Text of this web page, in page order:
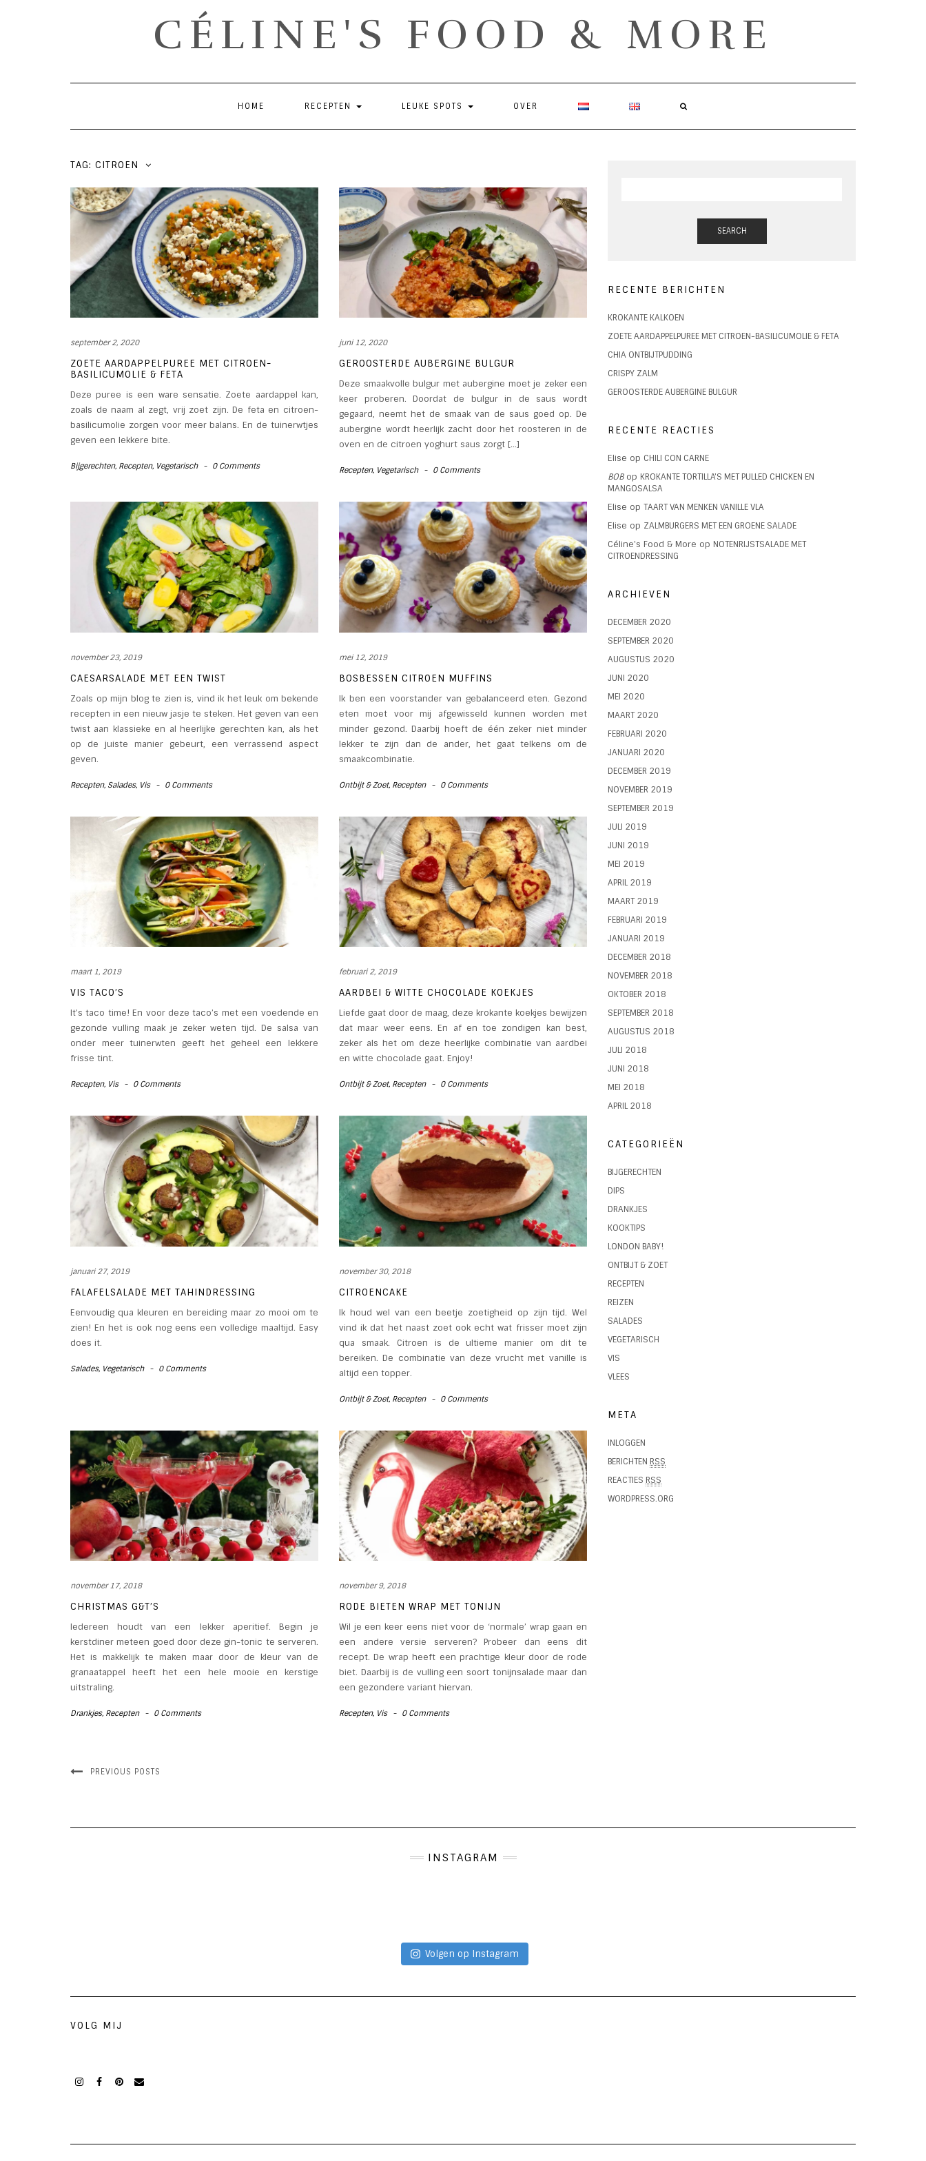
CÉLINE'S FOOD & MORE
HOME RECEPTEN LEUKE SPOTS OVER
TAG: CITROEN
september 2, 2020
ZOETE AARDAPPELPUREE MET CITROEN-
BASILICUMOLIE & FETA
Deze puree is een ware sensatie. Zoete aardappel kan,
zoals de naam al zegt, vrij zoet zijn. De feta en citroen-
basilicumolie zorgen voor meer balans. En de tuinerwtjes
geven een lekkere bite.
Bijgerechten, Recepten, Vegetarisch - 0 Comments
juni 12, 2020
GEROOSTERDE AUBERGINE BULGUR
Deze smaakvolle bulgur met aubergine moet je zeker een
keer proberen. Doordat de bulgur in de saus wordt
gegaard, neemt het de smaak van de saus goed op. De
aubergine wordt heerlijk zacht door het roosteren in de
oven en de citroen yoghurt saus zorgt […]
Recepten, Vegetarisch - 0 Comments
november 23, 2019
CAESARSALADE MET EEN TWIST
Zoals op mijn blog te zien is, vind ik het leuk om bekende
recepten in een nieuw jasje te steken. Het geven van een
twist aan klassieke en al heerlijke gerechten kan, als het
op de juiste manier gebeurt, een verrassend aspect
geven.
Recepten, Salades, Vis - 0 Comments
mei 12, 2019
BOSBESSEN CITROEN MUFFINS
Ik ben een voorstander van gebalanceerd eten. Gezond
eten moet voor mij afgewisseld kunnen worden met
minder gezond. Daarbij hoeft de één zeker niet minder
lekker te zijn dan de ander, het gaat telkens om de
smaakcombinatie.
Ontbijt & Zoet, Recepten - 0 Comments
maart 1, 2019
VIS TACO’S
It’s taco time! En voor deze taco’s met een voedende en
gezonde vulling maak je zeker weten tijd. De salsa van
onder meer tuinerwten geeft het geheel een lekkere
frisse tint.
Recepten, Vis - 0 Comments
februari 2, 2019
AARDBEI & WITTE CHOCOLADE KOEKJES
Liefde gaat door de maag, deze krokante koekjes bewijzen
dat maar weer eens. En af en toe zondigen kan best,
zeker als het om deze heerlijke combinatie van aardbei
en witte chocolade gaat. Enjoy!
Ontbijt & Zoet, Recepten - 0 Comments
januari 27, 2019
FALAFELSALADE MET TAHINDRESSING
Eenvoudig qua kleuren en bereiding maar zo mooi om te
zien! En het is ook nog eens een volledige maaltijd. Easy
does it.
Salades, Vegetarisch - 0 Comments
november 30, 2018
CITROENCAKE
Ik houd wel van een beetje zoetigheid op zijn tijd. Wel
vind ik dat het naast zoet ook echt wat frisser moet zijn
qua smaak. Citroen is de ultieme manier om dit te
bereiken. De combinatie van deze vrucht met vanille is
altijd een topper.
Ontbijt & Zoet, Recepten - 0 Comments
november 17, 2018
CHRISTMAS G&T’S
Iedereen houdt van een lekker aperitief. Begin je
kerstdiner meteen goed door deze gin-tonic te serveren.
Het is makkelijk te maken maar door de kleur van de
granaatappel heeft het een hele mooie en kerstige
uitstraling.
Drankjes, Recepten - 0 Comments
november 9, 2018
RODE BIETEN WRAP MET TONIJN
Wil je een keer eens niet voor de ‘normale’ wrap gaan en
een andere versie serveren? Probeer dan eens dit
recept. De wrap heeft een prachtige kleur door de rode
biet. Daarbij is de vulling een soort tonijnsalade maar dan
een gezondere variant hiervan.
Recepten, Vis - 0 Comments
PREVIOUS POSTS
SEARCH
RECENTE BERICHTEN
KROKANTE KALKOEN
ZOETE AARDAPPELPUREE MET CITROEN-BASILICUMOLIE & FETA
CHIA ONTBIJTPUDDING
CRISPY ZALM
GEROOSTERDE AUBERGINE BULGUR
RECENTE REACTIES
Elise op CHILI CON CARNE
BOBop KROKANTE TORTILLA’S MET PULLED CHICKEN EN
MANGOSALSA
Elise op TAART VAN MENKEN VANILLE VLA
Elise op ZALMBURGERS MET EEN GROENE SALADE
Céline's Food & More op NOTENRIJSTSALADE MET
CITROENDRESSING
ARCHIEVEN
DECEMBER 2020
SEPTEMBER 2020
AUGUSTUS 2020
JUNI 2020
MEI 2020
MAART 2020
FEBRUARI 2020
JANUARI 2020
DECEMBER 2019
NOVEMBER 2019
SEPTEMBER 2019
JULI 2019
JUNI 2019
MEI 2019
APRIL 2019
MAART 2019
FEBRUARI 2019
JANUARI 2019
DECEMBER 2018
NOVEMBER 2018
OKTOBER 2018
SEPTEMBER 2018
AUGUSTUS 2018
JULI 2018
JUNI 2018
MEI 2018
APRIL 2018
CATEGORIEËN
BIJGERECHTEN
DIPS
DRANKJES
KOOKTIPS
LONDON BABY!
ONTBIJT & ZOET
RECEPTEN
REIZEN
SALADES
VEGETARISCH
VIS
VLEES
META
INLOGGEN
BERICHTEN RSS
REACTIES RSS
WORDPRESS.ORG
INSTAGRAM
Volgen op Instagram
VOLG MIJ